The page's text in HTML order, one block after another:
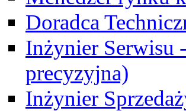
Doradca
Inżynier Serwisu
precyzyjna)
Inżynier